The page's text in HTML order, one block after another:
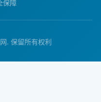
保障
. 保留所有权利